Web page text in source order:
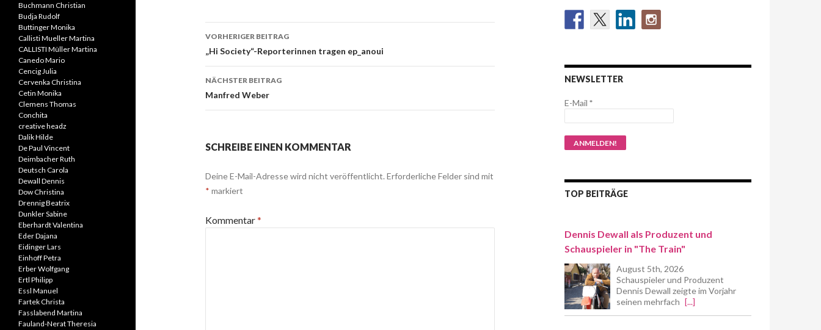
Beitrags-
Navigation
VORHERIGER BEITRAG
„Hi Society“-Reporterinnen tragen ep_anoui
NÄCHSTER BEITRAG
Manfred Weber
SCHREIBE EINEN KOMMENTAR
Deine E-Mail-Adresse wird nicht veröffentlicht. Erforderliche Felder sind mit
* markiert
Kommentar*
NEWSLETTER
E-Mail *
TOP BEITRÄGE
Dennis Dewall als Produzent und
Schauspieler in "The Train"
August 5th, 2026
Schauspieler und Produzent
Dennis Dewall zeigte im Vorjahr
seinen mehrfach [...]
Buchmann Christian
Budja Rudolf
Buttinger Monika
Callisti Mueller Martina
CALLISTI Müller Martina
Canedo Mario
Cencig Julia
Cervenka Christina
Cetin Monika
Clemens Thomas
Conchita
creative headz
Dalik Hilde
De Paul Vincent
Deimbacher Ruth
Deutsch Carola
Dewall Dennis
Dow Christina
Drennig Beatrix
Dunkler Sabine
Eberhardt Valentina
Eder Dajana
Eidinger Lars
Einhoff Petra
Erber Wolfgang
Ertl Philipp
Essl Manuel
Fartek Christa
Fasslabend Martina
Fauland-Nerat Theresia